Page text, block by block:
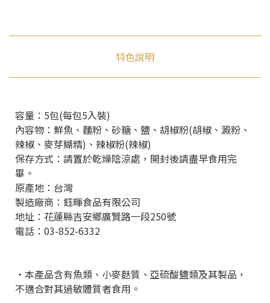
特色說明
容量：5包(每包5入裝)
內容物：鮮魚、麵粉、砂糖、鹽、胡椒粉(胡椒、澱粉、
辣椒、麥芽糊精)、辣椒粉(辣椒)
保存方式：請置於乾燥陰涼處，開封後請盡早食用完
畢。
原產地：台灣
製造廠商：鈺暉食品有限公司
地址：花蓮縣吉安鄉廣賢路一段250號
電話：03-852-6332
・本產品含有魚類、小麥麩質、亞硫酸鹽類及其製品，
不適合對其過敏體質者食用。